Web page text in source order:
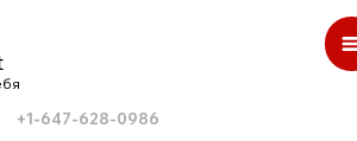
+1-647-628-0986